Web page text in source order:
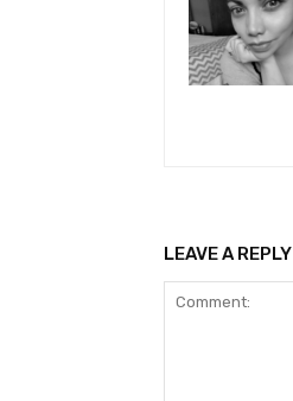
LEAVE A REPLY